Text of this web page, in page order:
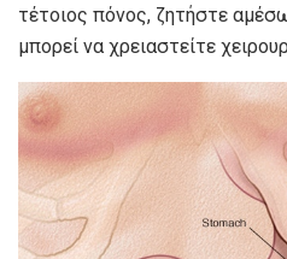
τέτοιος πόνος, ζητήστε
μπορεί να χρειαστείτε